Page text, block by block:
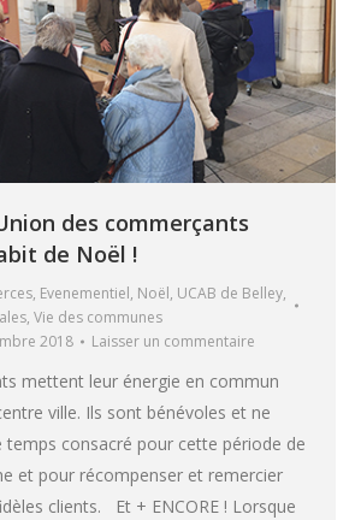
des commerçants
de Noël !
, Evenementiel, Noël, UCAB de Belley,
, Vie des communes
2018 Laisser un commentaire
mettent leur énergie en commun
ville. Ils sont bénévoles et ne
temps consacré pour cette période de
et pour récompenser et remercier
clients. Et + ENCORE ! Lorsque